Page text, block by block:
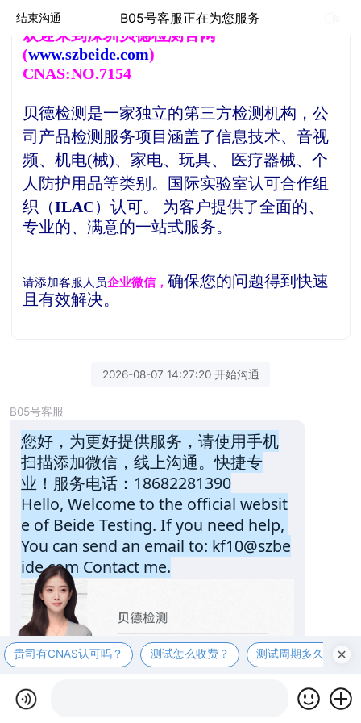
结束沟通 B05号客服正在为您服务
欢 迎来到深圳贝德检测官网
(www.szbeide.com)
CNAS:NO.7154
贝德检测是一家独立的第三方检测机构，公
司产品检测服务项目涵盖了信息技术、音视
频、机电(械)、家电、玩具、 医疗器械、个
人防护用品等类别。
国际实验室认可合作组
织（ILAC）认可。
为客户提供了全面的、
专业的、满意的一站式服务。
请添加客服人员企业微信，确保您的问题得到快速
且有效解决。
2026-08-07 14:27:20 开始沟通
B05号客服
您好，为更好提供服务，请使用手机
扫描添加微信，线上沟通。快捷专
业！服务电话：18682281390
Hello, Welcome to the official websit
e of Beide Testing. If you need help,
You can send an email to: kf10@szbe
ide.com Contact me.
贵司有CNAS认可吗？ 测试怎么收费？ 测试周期多久？